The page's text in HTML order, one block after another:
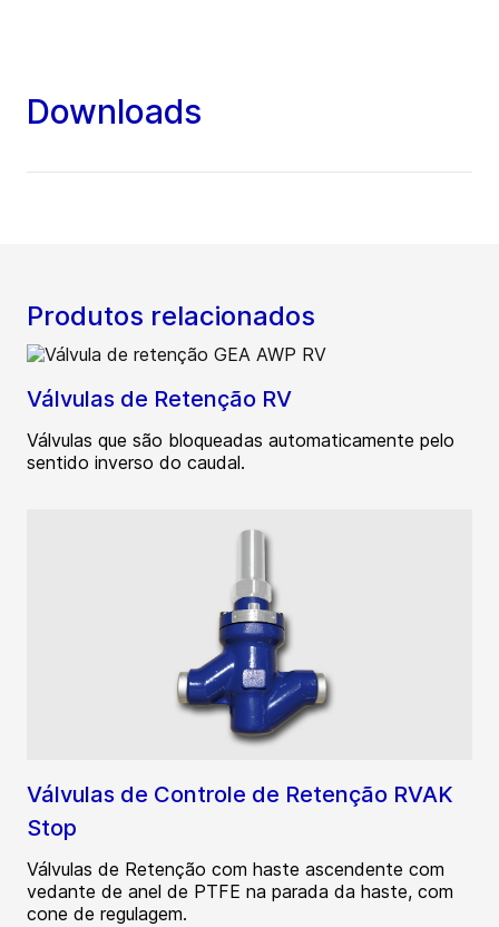
Downloads
Produtos relacionados
Válvulas de Retenção RV
Válvulas que são bloqueadas automaticamente pelo
sentido inverso do caudal.
Válvulas de Controle de Retenção RVAK
Stop
Válvulas de Retenção com haste ascendente com
vedante de anel de PTFE na parada da haste, com
cone de regulagem.